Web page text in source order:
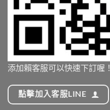
添加賴客服可以快速下訂喔！
點擊加入客服LINE